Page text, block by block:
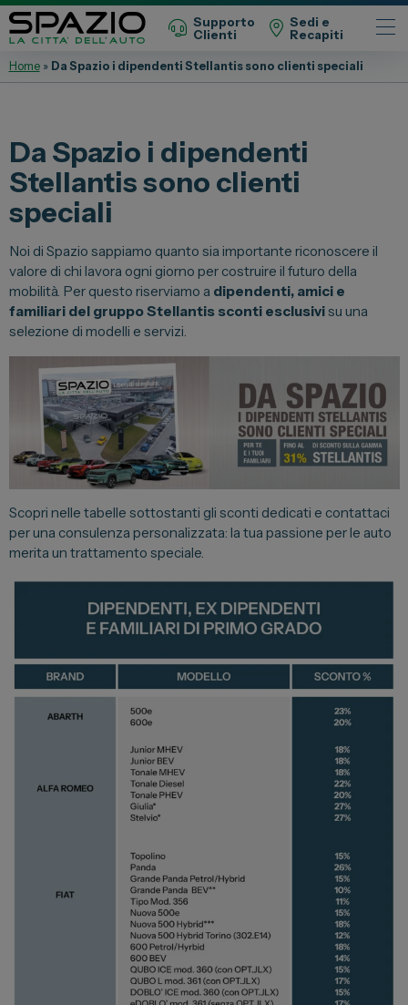
Supporto
Clienti
Sedi e
Recapiti
Abarth
Lancia
Alfa Romeo
Jeep
Opel
Peugeot
Citroen
Leapmotor
Toyota
Lexus
DR
Dongfeng
Veicoli Commerciali
Toyota
Servizi
Auto Usate e Km Zero
Officina
Dipendenti Stellantis
Home» Da Spazio i dipendenti Stellantis sono clienti speciali
Da Spazio i dipendenti
Stellantis sono clienti
speciali
Noi di Spazio sappiamo quanto sia importante riconoscere il
valore di chi lavora ogni giorno per costruire il futuro della
mobilità. Per questo riserviamo a dipendenti, amici e
familiari del gruppo Stellantis sconti esclusivisu una
selezione di modelli e servizi.
Scopri nelle tabelle sottostanti gli sconti dedicati e contattaci
per una consulenza personalizzata: la tua passione per le auto
merita un trattamento speciale.